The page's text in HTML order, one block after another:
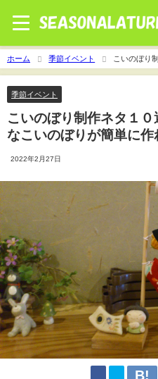
ホーム 季節イベント
こいのぼり
のぼりが簡単に作れる
季節イベント
こいのぼり制作ネタ１
なこいのぼりが簡単に作
2022年2月27日